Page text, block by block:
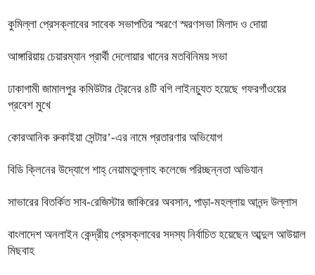
কুমিল্লা প্রেসক্লাবের সাবেক সভাপতির স্মরণে স্মরণসভা মিলাদ ও দোয়া
আঙ্গারিয়ায় চেয়ারম্যান প্রার্থী দেলোয়ার খানের মতবিনিময় সভা
ঢাকাগামী জামালপুর কমিউটার ট্রেনের ৪টি বগি লাইনচ্যুত হয়েছে গফরগাঁওয়ের
প্রবেশ মুখে
কোরআনিক রুকাইয়া সেন্টার’-এর নামে প্রতারণার অভিযোগ
বিডি ক্লিনের উদ্যোগে শাহ্ নেয়ামতুল্লাহ কলেজে পরিচ্ছন্নতা অভিযান
সাভারের বিতর্কিত সাব-রেজিস্টার জাকিরের অবসান, পাড়া-মহল্লায় আনন্দ উল্লাস
বাংলাদেশ অনলাইন কেন্দ্রীয় প্রেসক্লাবের সদস্য নির্বাচিত হয়েছেন আব্দুল আউয়াল
মিছবাহ